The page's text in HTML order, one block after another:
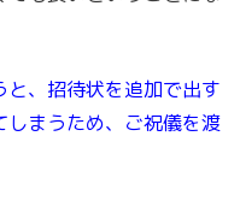
、招待状を追加で出す
まうため、ご祝儀を渡